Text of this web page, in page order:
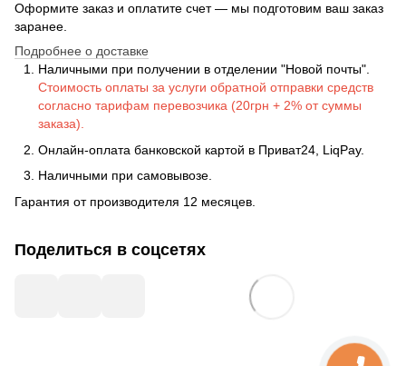
Оформите заказ и оплатите счет — мы подготовим ваш заказ
заранее.
Подробнее о доставке
Наличными при получении в отделении "Новой почты".
Стоимость оплаты за услуги обратной отправки средств
согласно тарифам перевозчика (20грн + 2% от суммы
заказа).
Онлайн-оплата банковской картой в Приват24, LiqPay.
Наличными при самовывозе.
Гарантия от производителя 12 месяцев.
Поделиться в соцсетях